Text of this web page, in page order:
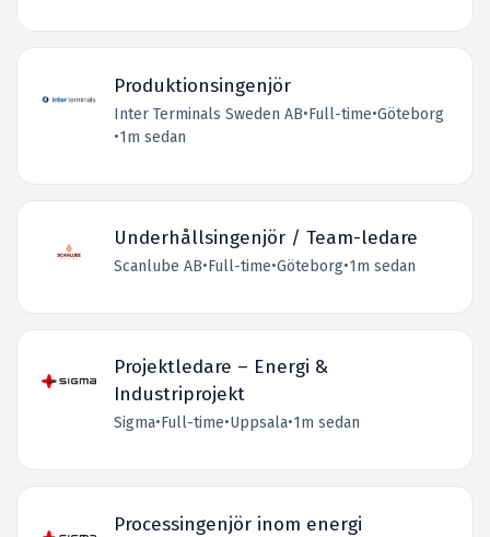
Produktionsingenjör
Inter Terminals Sweden AB•Full-time•Göteborg
•1m sedan
Underhållsingenjör / Team-ledare
Scanlube AB•Full-time•Göteborg•1m sedan
Projektledare – Energi &
Industriprojekt
Sigma•Full-time•Uppsala•1m sedan
Processingenjör inom energi